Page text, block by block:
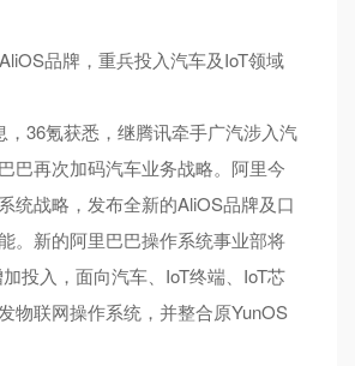
，36氪获悉，继腾讯牵手广汽涉入汽
巴再次加码汽车业务战略。阿里今
统战略，发布全新的AliOS品牌及口
。新的阿里巴巴操作系统事业部将
投入，面向汽车、IoT终端、IoT芯
物联网操作系统，并整合原YunOS